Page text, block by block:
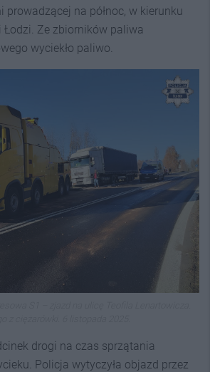
prowadzącej na północ, w kierunku
Łodzi. Ze zbiorników paliwa
wyciekło paliwo.
drogi na czas sprzątania
Policja wytyczyła objazd przez